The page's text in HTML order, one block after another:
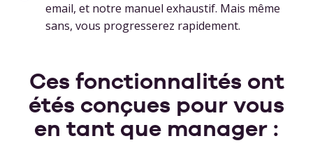
email, et notre manuel exhaustif. Mais même
sans, vous progresserez rapidement.
Ces fonctionnalités ont
étés conçues pour vous
en tant que manager :